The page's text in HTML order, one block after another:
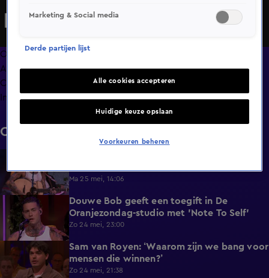
Overzicht
Afleveringen
Clips
Info
Clips
Ma 25 mei, 14:06
3:24
Douwe Bob geeft een toegift in De
Oranjezondag-studio met 'Note To Self'
Zo 24 mei, 23:00
0:57
Sam van Royen: ‘Waarom zijn we bang voor
mensen die winnen?’
Zo 24 mei, 21:38
Marketing & Social media
Derde partijen lijst
Alle cookies accepteren
Huidige keuze opslaan
Voorkeuren beheren